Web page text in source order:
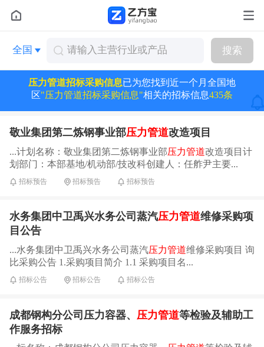
全国 搜索
压力管道招标采购信息已为您找到近一个月全国地
区"压力管道招标采购信息"相关的招标信息435条
敬业集团第二炼钢事业部压力管道改造项目
...计划名称：敬业集团第二炼钢事业部压力管道改造项目计
划部门：本部基地/机动部/技改科创建人：任舴尹主要...
招标预告 招标预告 招标预告
水务集团中卫禹兴水务公司蒸汽压力管道维修采购项
目公告
...水务集团中卫禹兴水务公司蒸汽压力管道维修采购项目 询
比采购公告 1.采购项目简介 1.1 采购项目名...
招标公告 招标公告 招标公告
成都钢构分公司压力容器、 压力管道等检验及辅助工
作服务招标